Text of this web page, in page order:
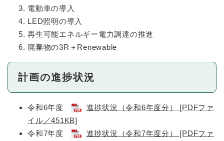
電動車の導入
LED照明の導入
再生可能エネルギー電力調達の推進
廃棄物の3R＋Renewable
計画の進捗状況
令和6年度
進捗状況（令和6年度分） [PDFファ
イル／451KB]
令和7年度
進捗状況（令和7年度分） [PDFファ